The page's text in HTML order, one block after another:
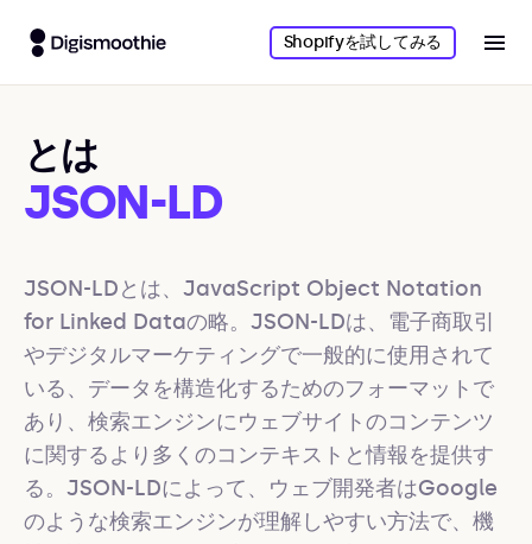
Shopifyを試してみる
とは
JSON-LD
JSON-LDとは、JavaScript Object Notation
for Linked Dataの略。JSON-LDは、電子商取引
やデジタルマーケティングで一般的に使用されて
いる、データを構造化するためのフォーマットで
あり、検索エンジンにウェブサイトのコンテンツ
に関するより多くのコンテキストと情報を提供す
る。JSON-LDによって、ウェブ開発者はGoogle
のような検索エンジンが理解しやすい方法で、機